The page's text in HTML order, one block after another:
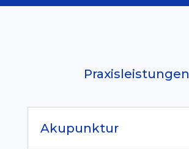
Praxisleistungen
Akupunktur